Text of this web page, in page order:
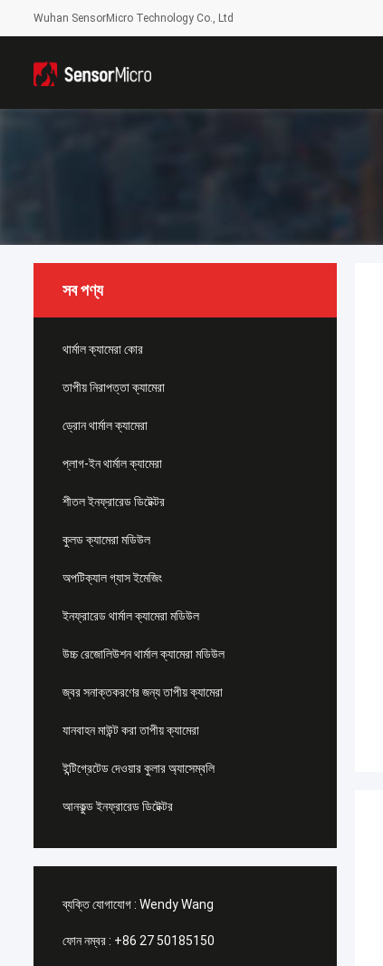
Wuhan SensorMicro Technology Co., Ltd
সব পণ্য
থার্মাল ক্যামেরা কোর
তাপীয় নিরাপত্তা ক্যামেরা
ড্রোন থার্মাল ক্যামেরা
প্লাগ-ইন থার্মাল ক্যামেরা
শীতল ইনফ্রারেড ডিটেক্টর
কুলড ক্যামেরা মডিউল
অপটিক্যাল গ্যাস ইমেজিং
ইনফ্রারেড থার্মাল ক্যামেরা মডিউল
উচ্চ রেজোলিউশন থার্মাল ক্যামেরা মডিউল
জ্বর সনাক্তকরণের জন্য তাপীয় ক্যামেরা
যানবাহন মাউন্ট করা তাপীয় ক্যামেরা
ইন্টিগ্রেটেড দেওয়ার কুলার অ্যাসেম্বলি
আনকুল্ড ইনফ্রারেড ডিটেক্টর
ব্যক্তি যোগাযোগ : Wendy Wang
ফোন নম্বর : +86 27 50185150